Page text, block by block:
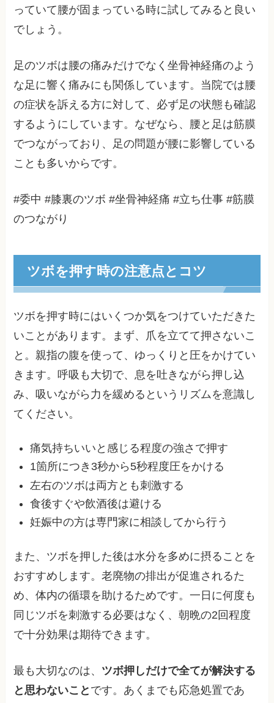
っていて腰が固まっている時に試してみると良い
でしょう。
足のツボは腰の痛みだけでなく坐骨神経痛のよう
な足に響く痛みにも関係しています。当院では腰
の症状を訴える方に対して、必ず足の状態も確認
するようにしています。なぜなら、腰と足は筋膜
でつながっており、足の問題が腰に影響している
ことも多いからです。
#委中 #膝裏のツボ #坐骨神経痛 #立ち仕事 #筋膜
のつながり
ツボを押す時の注意点とコツ
ツボを押す時にはいくつか気をつけていただきた
いことがあります。まず、爪を立てて押さないこ
と。親指の腹を使って、ゆっくりと圧をかけてい
きます。呼吸も大切で、息を吐きながら押し込
み、吸いながら力を緩めるというリズムを意識し
てください。
痛気持ちいいと感じる程度の強さで押す
1箇所につき3秒から5秒程度圧をかける
左右のツボは両方とも刺激する
食後すぐや飲酒後は避ける
妊娠中の方は専門家に相談してから行う
また、ツボを押した後は水分を多めに摂ることを
おすすめします。老廃物の排出が促進されるた
め、体内の循環を助けるためです。一日に何度も
同じツボを刺激する必要はなく、朝晩の2回程度
で十分効果は期待できます。
最も大切なのは、 ツボ押しだけで全てが解決する
と思わないこと です。あくまでも応急処置であ